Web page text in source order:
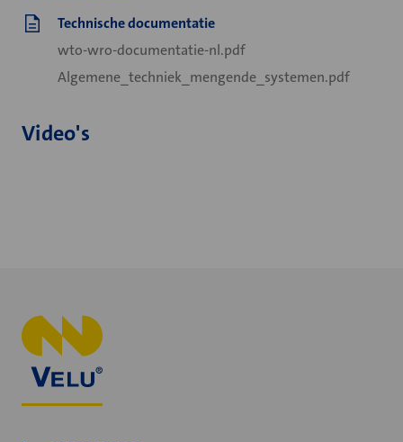
Technische documentatie
wto-wro-documentatie-nl.pdf
Algemene_techniek_mengende_systemen.pdf
Video's